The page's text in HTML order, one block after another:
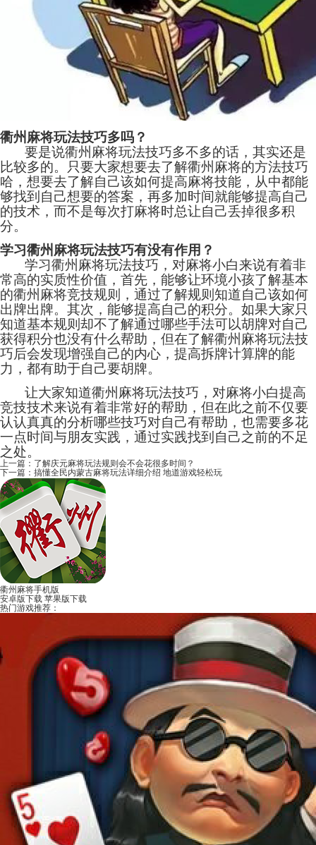
衢州麻将玩法技巧多吗？
要是说衢州麻将玩法技巧多不多的话，其实还是
比较多的。只要大家想要去了解衢州麻将的方法技巧
哈，想要去了解自己该如何提高麻将技能，从中都能
够找到自己想要的答案，再多加时间就能够提高自己
的技术，而不是每次打麻将时总让自己丢掉很多积
分。
学习衢州麻将玩法技巧有没有作用？
学习衢州麻将玩法技巧，对麻将小白来说有着非
常高的实质性价值，首先，能够让环境小孩了解基本
的衢州麻将竞技规则，通过了解规则知道自己该如何
出牌出牌。其次，能够提高自己的积分。如果大家只
知道基本规则却不了解通过哪些手法可以胡牌对自己
获得积分也没有什么帮助，但在了解衢州麻将玩法技
巧后会发现增强自己的内心，提高拆牌计算牌的能
力，都有助于自己要胡牌。
让大家知道衢州麻将玩法技巧，对麻将小白提高
竞技技术来说有着非常好的帮助，但在此之前不仅要
认认真真的分析哪些技巧对自己有帮助，也需要多花
一点时间与朋友实践，通过实践找到自己之前的不足
之处。
上一篇： 了解庆元麻将玩法规则会不会花很多时间？
下一篇： 搞懂全民内蒙古麻将玩法详细介绍 地道游戏轻松玩
衢州麻将手机版
安卓版下载 苹果版下载
热门游戏推荐：